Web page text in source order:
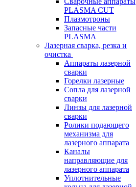
PLASMA CUT
Плазмотроны
Запасные части
PLASMA
Лазерная сварка, резка и
очистка
Аппараты лазерной
сварки
Горелки лазерные
Сопла для лазерной
сварки
Линзы для лазерной
сварки
Ролики подающего
механизма для
лазерного аппарата
Каналы
направляющие для
лазерного аппарата
Уплотнительные